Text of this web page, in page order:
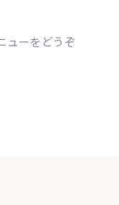
ューをどうぞ